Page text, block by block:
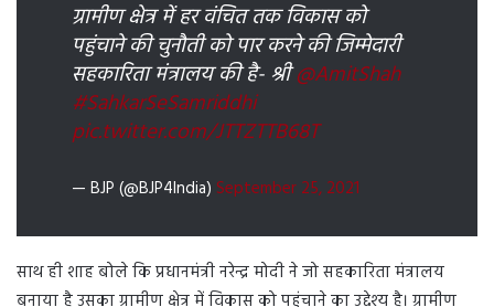
ग्रामीण क्षेत्र में हर वंचित तक विकास को
पहुंचाने की चुनौती को पार करने की जिम्मेदारी
सहकारिता मंत्रालय की है- श्री@AmitShah
#SahkarSeSamriddhi
pic.twitter.com/JTTZTTB68T
— BJP (@BJP4India) September 25, 2021
साथ ही शाह बोले कि प्रधानमंत्री नरेन्द्र मोदी ने जो सहकारिता मंत्रालय